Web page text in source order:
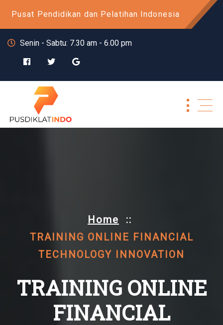
Pusat Pendidikan dan Pelatihan Indonesia
Senin - Sabtu: 7.30 am - 6.00 pm
Home ::
TRAINING ONLINE FINANCIAL
TECHNOLOGY INNOVATION
TRAINING ONLINE
FINANCIAL